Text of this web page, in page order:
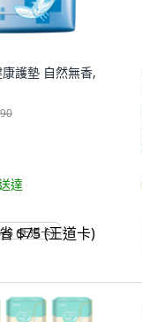
護墊 自然無香,
達
(王道卡)